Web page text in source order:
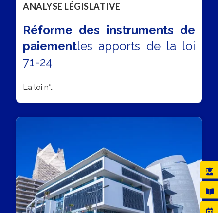
ANALYSE LÉGISLATIVE
Réforme des instruments de
paiementles apports de la loi
71-24
La loi n°...